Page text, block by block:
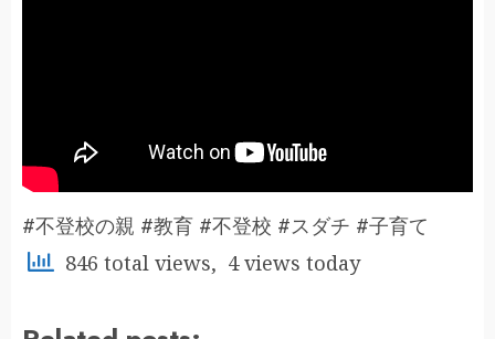
#不登校の親 #教育 #不登校 #スダチ #子育て
846 total views, 4 views today